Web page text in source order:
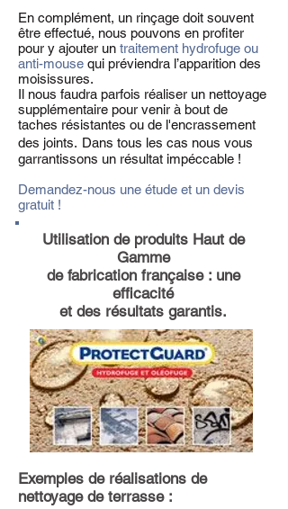
En complément, un rinçage doit souvent
être effectué, nous pouvons en profiter
pour y ajouter un traitement hydrofuge ou
anti-mouse qui préviendra l’apparition des
moisissures.
Il nous faudra parfois réaliser un nettoyage
supplémentaire pour venir à bout de
taches résistantes ou de l'encrassement
des joints. Dans tous les cas nous vous
garrantissons un résultat impéccable !
Demandez-nous une étude et un devis
gratuit !
Utilisation de produits Haut de
Gamme
de fabrication française : une
efficacité
et des résultats garantis.
Exemples de réalisations de
nettoyage de terrasse :